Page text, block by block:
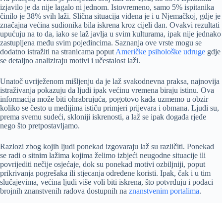
izjavilo je da nije lagalo ni jednom. Istovremeno, samo 5% ispitanika
činilo je 38% svih laži. Slična situacija viđena je i u Njemačkoj, gdje je
značajna većina sudionika bila iskrena kroz cijeli dan. Ovakvi rezultati
upućuju na to da, iako se laž javlja u svim kulturama, ipak nije jednako
zastupljena među svim pojedincima. Saznanja ove vrste mogu se
dodatno istražiti na stranicama poput Američke psihološke udruge gdje
se detaljno analiziraju motivi i učestalost laži.
Unatoč uvriježenom mišljenju da je laž svakodnevna praksa, najnovija
istraživanja pokazuju da ljudi ipak većinu vremena biraju istinu. Ova
informacija može biti ohrabrujuća, pogotovo kada uzmemo u obzir
koliko se često u medijima ističu primjeri prijevara i obmana. Ljudi su,
prema svemu sudeći, skloniji iskrenosti, a laž se ipak događa rjeđe
nego što pretpostavljamo.
Razlozi zbog kojih ljudi ponekad izgovaraju laž su različiti. Ponekad
se radi o sitnim lažima kojima želimo izbjeći neugodne situacije ili
povrijediti nečije osjećaje, dok su ponekad motivi ozbiljniji, poput
prikrivanja pogrešaka ili stjecanja određene koristi. Ipak, čak i u tim
slučajevima, većina ljudi više voli biti iskrena, što potvrđuju i podaci
brojnih znanstvenih radova dostupnih na znanstvenim portalima.